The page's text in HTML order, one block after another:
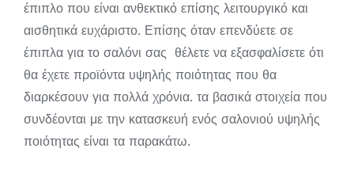
έπιπλο που είναι ανθεκτικό επίσης λειτουργικό και
αισθητικά ευχάριστο. Επίσης όταν επενδύετε σε
έπιπλα για το σαλόνι σας θέλετε να εξασφαλίσετε ότι
θα έχετε προϊόντα υψηλής ποιότητας που θα
διαρκέσουν για πολλά χρόνια. τα βασικά στοιχεία που
συνδέονται με την κατασκευή ενός σαλονιού υψηλής
ποιότητας είναι τα παρακάτω.